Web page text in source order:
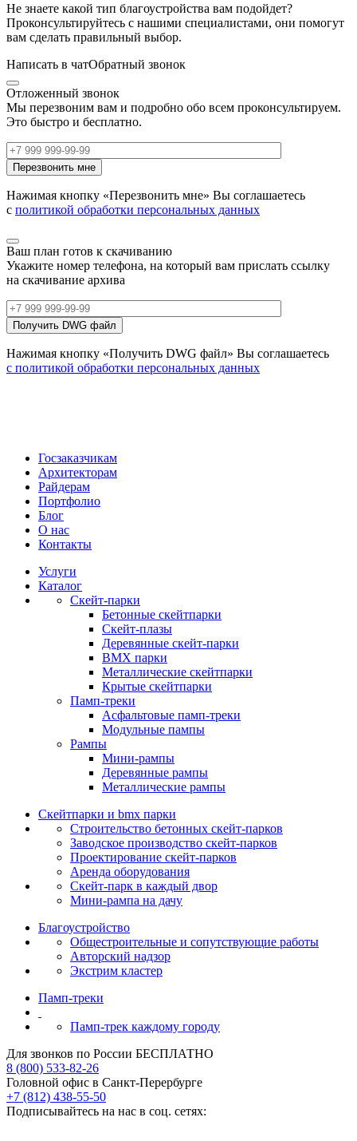
Не знаете какой тип благоустройства вам подойдет?
Проконсультируйтесь с нашими специалистами, они помогут
вам сделать правильный выбор.
Написать в чатОбратный звонок
Отложенный звонок
Мы перезвоним вам и подробно обо всем проконсультируем.
Это быстро и бесплатно.
Нажимая кнопку «Перезвонить мне» Вы соглашаетесь
с политикой обработки персональных данных
Ваш план готов к скачиванию
Укажите номер телефона, на который вам прислать ссылку
на скачивание архива
Нажимая кнопку «Получить DWG файл» Вы соглашаетесь
с политикой обработки персональных данных
Госзаказчикам
Архитекторам
Райдерам
Портфолио
Блог
О нас
Контакты
Услуги
Каталог
Скейт‑парки
Бетонные скейтпарки
Скейт‑плазы
Деревянные скейт‑парки
BMX парки
Металлические скейтпарки
Крытые скейтпарки
Памп‑треки
Асфальтовые памп‑треки
Модульные пампы
Рампы
Мини-рампы
Деревянные рампы
Металлические рампы
Скейтпарки и bmx парки
Строительство бетонных скейт‑парков
Заводское производство скейт-парков
Проектирование скейт-парков
Аренда оборудования
Скейт-парк в каждый двор
Мини-рампа на дачу
Благоустройство
Общестроительные и сопутствующие работы
Авторский надзор
Экстрим кластер
Памп‑треки
Памп-трек каждому городу
Для звонков по России БЕСПЛАТНО
8 (800) 533-82-26
Головной офис в Санкт-Перербурге
+7 (812) 438-55-50
Подписывайтесь на нас в соц. сетях: